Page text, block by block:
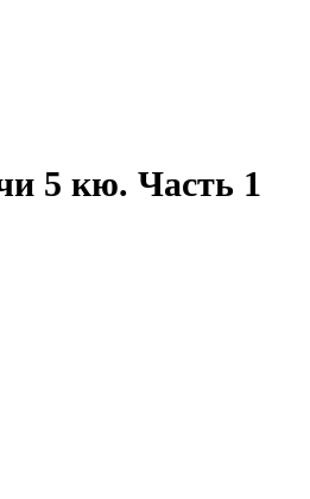
5 кю. Часть 1